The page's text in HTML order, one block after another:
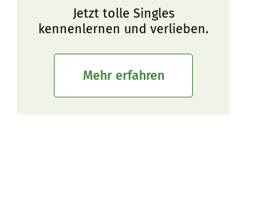
Jetzt tolle Singles
kennenlernen und verlieben.
Mehr erfahren